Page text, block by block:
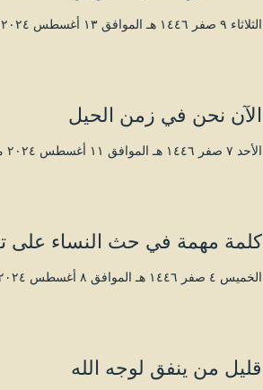
الثلاثاء ۹ صفر ۱٤٤٦ هـ الموافق ۱۳ أغسطس ۲۰۲٤ مـ |
الآن نحن في زمن الحيل
الأحد ۷ صفر ۱٤٤٦ هـ الموافق ۱۱ أغسطس ۲۰۲٤ مـ |
كلمة مهمة في حث النساء على
الخميس ٤ صفر ۱٤٤٦ هـ الموافق ۸ أغسطس ۲۰۲٤ مـ |
قليل من ينفق لوجه الله